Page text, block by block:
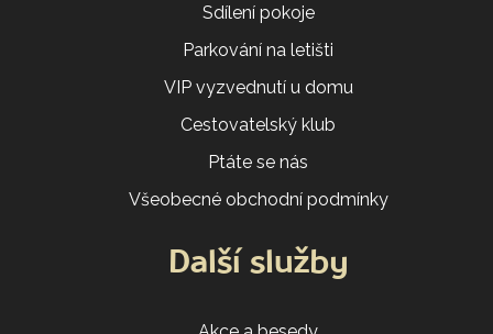
Sdílení pokoje
Parkování na letišti
VIP vyzvednutí u domu
Cestovatelský klub
Ptáte se nás
Všeobecné obchodní podmínky
Další služby